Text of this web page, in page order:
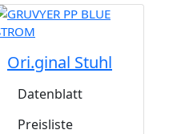
Ori.ginal Stuhl
Datenblatt
Preisliste